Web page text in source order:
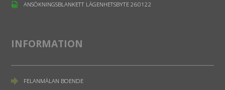
ANSÖKNINGSBLANKETT LÄGENHETSBYTE 260122
INFORMATION
FELANMÄLAN BOENDE